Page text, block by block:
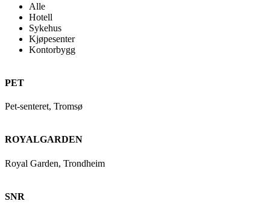
Alle
Hotell
Sykehus
Kjøpesenter
Kontorbygg
PET
Pet-senteret, Tromsø
ROYALGARDEN
Royal Garden, Trondheim
SNR